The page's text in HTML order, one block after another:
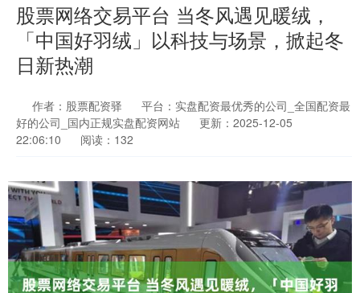
股票网络交易平台 当冬风遇见暖绒，
「中国好羽绒」以科技与场景，掀起冬
日新热潮
作者：股票配资驿
平台：实盘配资最优秀的公司_全国配资最
好的公司_国内正规实盘配资网站
更新：2025-12-05
22:06:10
阅读：132